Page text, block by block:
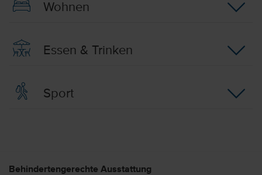
Wohnen
Essen & Trinken
Sport
Behindertengerechte Ausstattung